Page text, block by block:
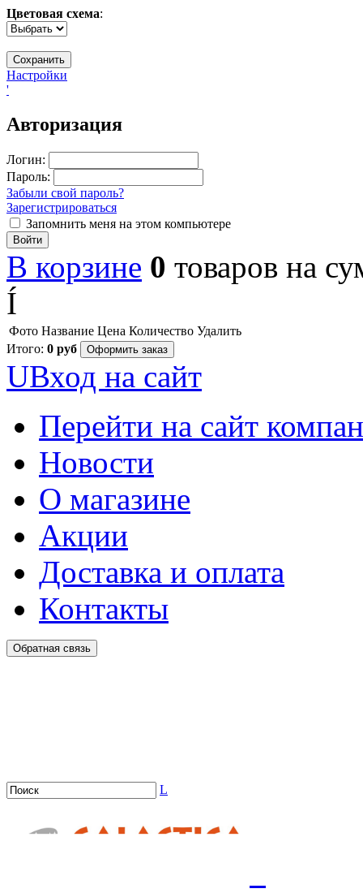
Цветовая схема:
Настройки
'
Авторизация
Логин:
Пароль:
Забыли свой пароль?
Зарегистрироваться
Запомнить меня на этом компьютере
Войти
В корзине 0 товаров на
Í
Фото Название Цена Количество Удалить
Итого: 0 руб Оформить заказ
UВход на сайт
Перейти на сайт
Новости
О магазине
Акции
Доставка и оплата
Контакты
Обратная связь
L